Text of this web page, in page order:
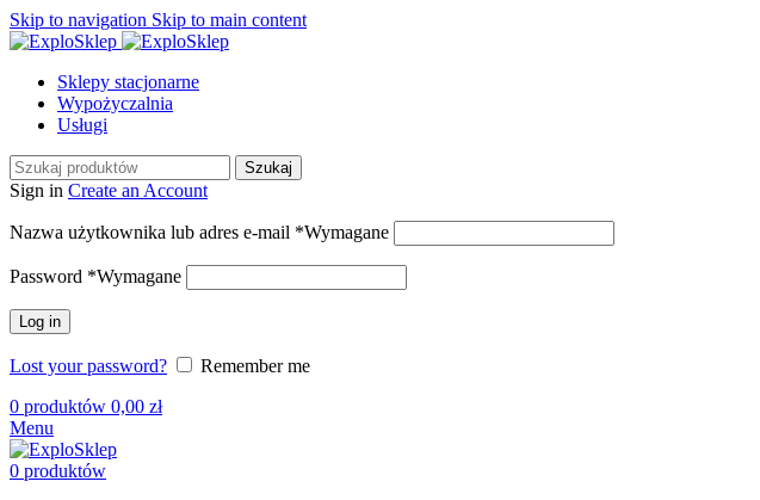
Skip to navigation Skip to main content
Sklepy stacjonarne
Wypożyczalnia
Usługi
Szukaj
Sign in Create an Account
Nazwa użytkownika lub adres e-mail *Wymagane
Password *Wymagane
Log in
Lost your password?
Remember me
0 produktów 0,00 zł
Menu
0 produktów